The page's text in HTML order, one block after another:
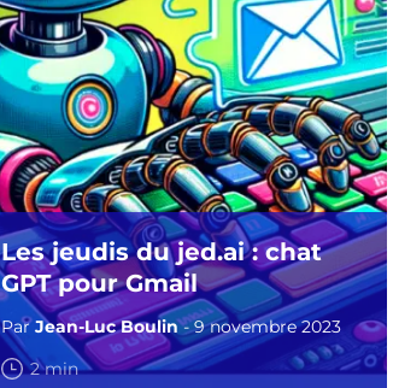
Les jeudis du jed.ai : chat
GPT pour Gmail
ParJean-Luc Boulin- 9 novembre 2023
2 min